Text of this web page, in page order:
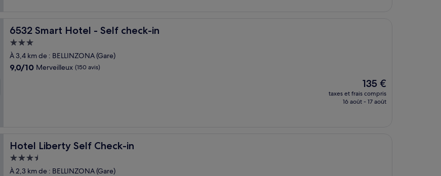
6532 Smart Hotel - Self check-in
6532 Smart Hotel - Self check-in
Hébergement
3.0 étoiles
À 3,4 km de : BELLINZONA (Gare)
9.0
9,0/10 Merveilleux (150 avis)
Le
nouveau
prix
135 €
taxes et frais compris
16 août - 17 août
Hotel Liberty Self Check-in
Hotel Liberty Self Check-in
Hébergement
3.5 étoiles
À 2,3 km de : BELLINZONA (Gare)